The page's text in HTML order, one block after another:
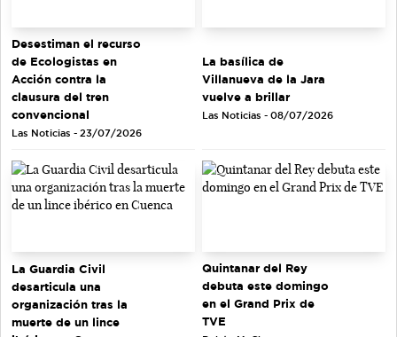
Desestiman el recurso
de Ecologistas en
Acción contra la
clausura del tren
convencional
Las Noticias - 23/07/2026
La basílica de
Villanueva de la Jara
vuelve a brillar
Las Noticias - 08/07/2026
La Guardia Civil
desarticula una
organización tras la
muerte de un lince
Quintanar del Rey
debuta este domingo
en el Grand Prix de
TVE